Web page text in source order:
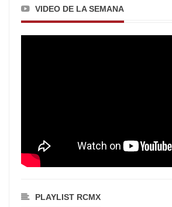
VIDEO DE LA SEMANA
PLAYLIST RCMX